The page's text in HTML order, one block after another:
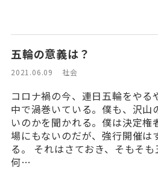
五輪の意義は？
2021.06.09 社会
コロナ禍の今、連日五輪をやる
中で渦巻いている。僕も、沢山
いのかを聞かれる。僕は決定権
場にもないのだが、強行開催は
る。 それはさておき、そもそ
何…